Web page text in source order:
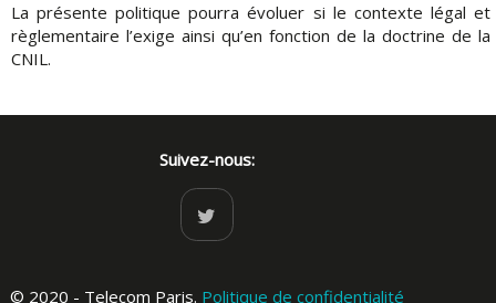
La présente politique pourra évoluer si le contexte légal et
règlementaire l’exige ainsi qu’en fonction de la doctrine de la
CNIL.
Suivez-nous:
© 2020 - Telecom Paris. Politique de confidentialité